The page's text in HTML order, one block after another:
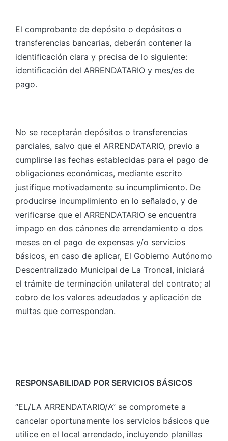
El comprobante de depósito o depósitos o
transferencias bancarias, deberán contener la
identificación clara y precisa de lo siguiente:
identificación del ARRENDATARIO y mes/es de
pago.
No se receptarán depósitos o transferencias
parciales, salvo que el ARRENDATARIO, previo a
cumplirse las fechas establecidas para el pago de
obligaciones económicas, mediante escrito
justifique motivadamente su incumplimiento. De
producirse incumplimiento en lo señalado, y de
verificarse que el ARRENDATARIO se encuentra
impago en dos cánones de arrendamiento o dos
meses en el pago de expensas y/o servicios
básicos, en caso de aplicar, El Gobierno Autónomo
Descentralizado Municipal de La Troncal, iniciará
el trámite de terminación unilateral del contrato; al
cobro de los valores adeudados y aplicación de
multas que correspondan.
RESPONSABILIDAD POR SERVICIOS BÁSICOS
“EL/LA ARRENDATARIO/A” se compromete a
cancelar oportunamente los servicios básicos que
utilice en el local arrendado, incluyendo planillas